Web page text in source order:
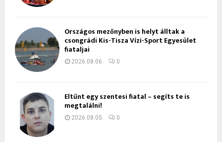
Országos mezőnyben is helyt álltak a
csongrádi Kis-Tisza Vízi-Sport Egyesület
fiataljai
2026.08.06. 0
Eltűnt egy szentesi fiatal – segíts te is
megtalálni!
2026.08.05. 0